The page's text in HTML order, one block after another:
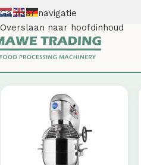
Ga naar navigatie
Overslaan naar hoofdinhoud